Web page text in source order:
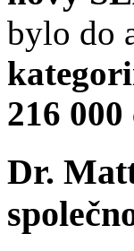
bylo do
216
Dr.